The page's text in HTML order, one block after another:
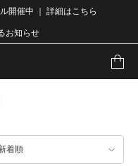
開催中 ｜ 詳細はこちら
お知らせ
着順